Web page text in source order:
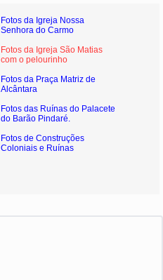
Fotos da Igreja Nossa
Senhora do Carmo
Fotos da Igreja São Matias
com o pelourinho
Fotos da Praça Matriz de
Alcântara
Fotos das Ruínas do Palacete
do Barão Pindaré.
Fotos de Construções
Coloniais e Ruínas